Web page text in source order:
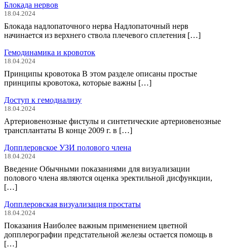
Блокада нервов
18.04.2024
Блокада надлопаточного нерва Надлопаточный нерв
начинается из верхнего ствола плечевого сплетения […]
Гемодинамика и кровоток
18.04.2024
Принципы кровотока В этом разделе описаны простые
принципы кровотока, которые важны […]
Доступ к гемодиализу
18.04.2024
Артериовенозные фистулы и синтетические артериовенозные
трансплантаты В конце 2009 г. в […]
Допплеровское УЗИ полового члена
18.04.2024
Введение Обычными показаниями для визуализации
полового члена являются оценка эректильной дисфункции,
[…]
Допплеровская визуализация простаты
18.04.2024
Показания Наиболее важным применением цветной
допплерографии предстательной железы остается помощь в
[…]